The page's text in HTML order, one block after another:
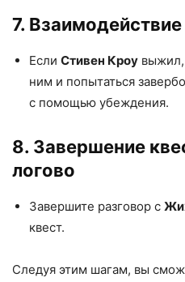
7.
Если Стивен Кроу
ним и попытаться
с помощью убеждения.
8. Завершение
логово
Завершите разговор с
квест.
Следуя этим шагам, вы